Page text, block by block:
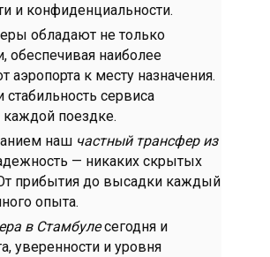
и конфиденциальности.
обладают не только
наиболее
к месту назначения.
сервиса
поездке.
наш частный трансфер из
— никаких скрытых
прибытия до высадки каждый
опыта.
в Стамбулесегодня и
уверенности и уровня